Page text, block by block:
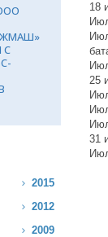
С
2015
2012
2009
18
25
31